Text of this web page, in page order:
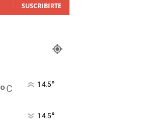
SUSCRIBIRTE
°C 14.5°
14.5°